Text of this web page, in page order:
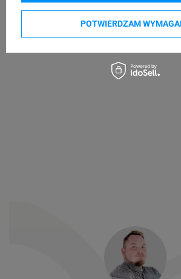
POTWIERDZAM